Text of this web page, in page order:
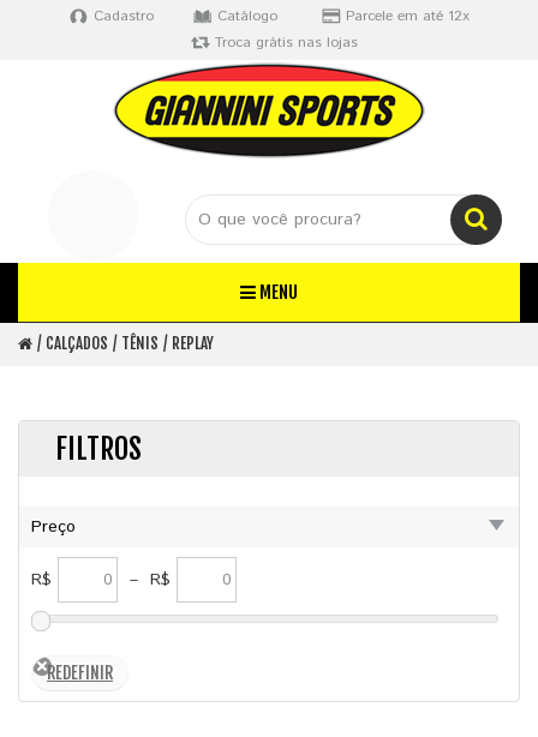
Cadastro Catálogo
Parcele em até 12x
Troca grátis nas lojas
MENU
CALÇADOS TÊNIS REPLAY
FILTROS
Preço
R$ – R$